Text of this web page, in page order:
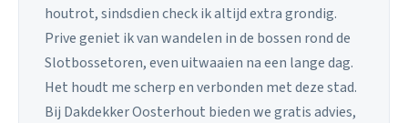
houtrot, sindsdien check ik altijd extra grondig.
Prive geniet ik van wandelen in de bossen rond de
Slotbossetoren, even uitwaaien na een lange dag.
Het houdt me scherp en verbonden met deze stad.
Bij Dakdekker Oosterhout bieden we gratis advies,